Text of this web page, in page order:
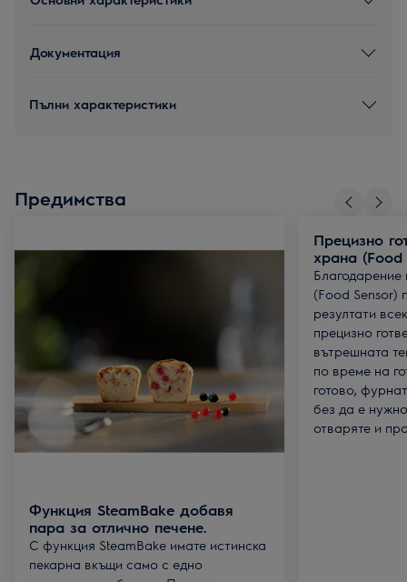
Документация
Пълни характеристики
Предимства
Функция SteamBake добавя
пара за отлично печене.
С функция SteamBake имате истинска
пекарна вкъщи само с едно
Прецизно
храна (Food
(Food Sensor)
резултати
прецизно
вътрешната
по време на
готово,
без да е
отваряте и